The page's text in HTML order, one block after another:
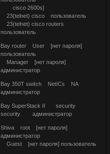
cisco 2600s]
23(telnet) cisco пользователь
23(telnet) cisco routers
пользователь
Bay router User [нет пароля]
пользователь
Manager [нет пароля]
администратор
Bay 350T switch NetICs NA
администратор
Bay SuperStack II security
security администратор
Shiva root [нет пароля]
администратор
Guest [нет пароля] пользователь